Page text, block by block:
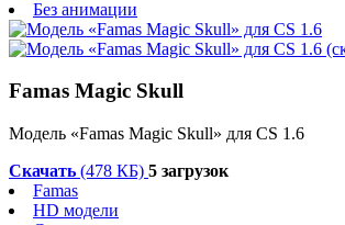
Без анимации
Famas Magic Skull
Модель «Famas Magic Skull» для CS 1.6
Скачать (478 КБ) 5 загрузок
Famas
HD модели